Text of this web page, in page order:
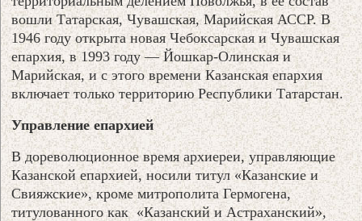
вошли Татарская, Чувашская, Марийская АССР. В
1946 году открыта новая Чебоксарская и Чувашская
епархия, в 1993 году — Йошкар-Олинская и
Марийская, и с этого времени Казанская епархия
включает только территорию Республики Татарстан.
Управление епархией
В дореволюционное время архиереи, управляющие
Казанской епархией, носили титул «Казанские и
Свияжские», кроме митрополита Гермогена,
титулованного как «Казанский и Астраханский»,